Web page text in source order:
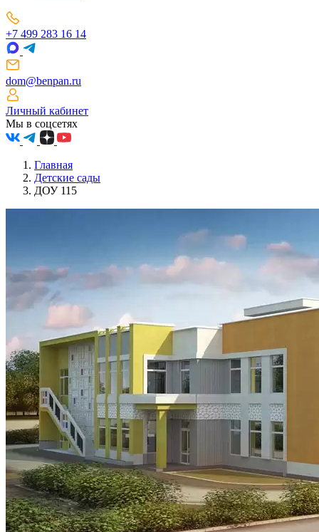
+7 499 283 16 14
dom@benpan.ru
Личный кабинет
Мы в соцсетях
Главная
Детские сады
ДОУ 115